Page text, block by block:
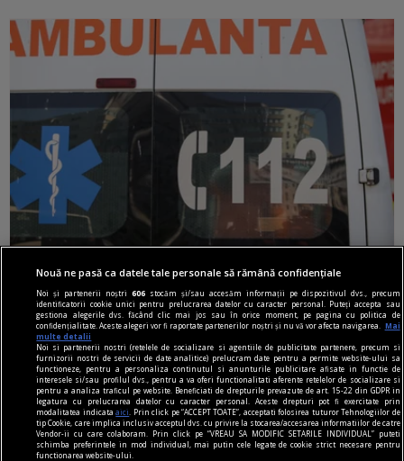
Ambulanță întoarsă din drum la Ploiești, în timp
ce transporta un adolescent înjunghiat.
Bulevardul era blocat pentru Zilele Orașului
O ambulanță care transporta un adolescent de
15 ani înjunghiat a fost întoarsă din drum
sâmbătă, 8 august, la Ploiești, după ce
bulevardul pe care circula a fost blocat în
contextul evenimentelor organizate pentru zilele
orașului.
Nouă ne pasă ca datele tale personale să rămână confidențiale
Noi și partenerii noștri606 stocăm și/sau accesăm informații pe dispozitivul dvs., precum
identificatorii cookie unici pentru prelucrarea datelor cu caracter personal. Puteți accepta sau
gestiona alegerile dvs. făcând clic mai jos sau în orice moment, pe pagina cu politica de
confidențialitate. Aceste alegeri vor fi raportate partenerilor noștri și nu vă vor afecta navigarea.
Mai
multe detalii
Noi si partenerii nostri (retelele de socializare si agentiile de publicitate partenere, precum si
furnizorii nostri de servicii de date analitice) prelucram date pentru a permite website-ului sa
functioneze, pentru a personaliza continutul si anunturile publicitare afisate in functie de
interesele si/sau profilul dvs., pentru a va oferi functionalitati aferente retelelor de socializare si
pentru a analiza traficul pe website. Beneficiati de drepturile prevazute de art. 15-22 din GDPR in
legatura cu prelucrarea datelor cu caracter personal. Aceste drepturi pot fi exercitate prin
modalitatea indicataaici
. Prin click pe “ACCEPT TOATE”, acceptati folosirea tuturor Tehnologiilor de
tip Cookie, care implica inclusiv acceptul dvs. cu privire la stocarea/accesarea informatiilor de catre
Vendor-ii cu care colaboram. Prin click pe “VREAU SA MODIFIC SETARILE INDIVIDUAL” puteti
schimba preferintele in mod individual, mai putin cele legate de cookie strict necesare pentru
functionarea website-ului.